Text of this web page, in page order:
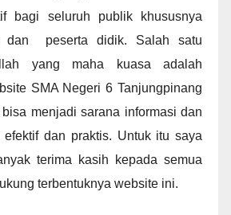
bagi seluruh publik khususnya
dan peserta didik. Salah satu
yang maha kuasa adalah
SMA Negeri 6 Tanjungpinang
menjadi sarana informasi dan
efektif dan praktis. Untuk itu saya
terima kasih kepada semua
terbentuknya website ini.